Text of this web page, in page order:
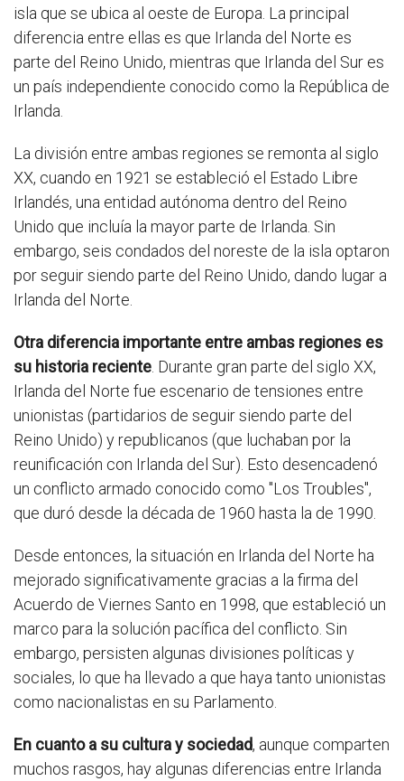
isla que se ubica al oeste de Europa. La principal
diferencia entre ellas es que Irlanda del Norte es
parte del Reino Unido, mientras que Irlanda del Sur es
un país independiente conocido como la República de
Irlanda.
La división entre ambas regiones se remonta al siglo
XX, cuando en 1921 se estableció el Estado Libre
Irlandés, una entidad autónoma dentro del Reino
Unido que incluía la mayor parte de Irlanda. Sin
embargo, seis condados del noreste de la isla optaron
por seguir siendo parte del Reino Unido, dando lugar a
Irlanda del Norte.
Otra diferencia importante entre ambas regiones es
su historia reciente . Durante gran parte del siglo XX,
Irlanda del Norte fue escenario de tensiones entre
unionistas (partidarios de seguir siendo parte del
Reino Unido) y republicanos (que luchaban por la
reunificación con Irlanda del Sur). Esto desencadenó
un conflicto armado conocido como "Los Troubles",
que duró desde la década de 1960 hasta la de 1990.
Desde entonces, la situación en Irlanda del Norte ha
mejorado significativamente gracias a la firma del
Acuerdo de Viernes Santo en 1998, que estableció un
marco para la solución pacífica del conflicto. Sin
embargo, persisten algunas divisiones políticas y
sociales, lo que ha llevado a que haya tanto unionistas
como nacionalistas en su Parlamento.
En cuanto a su cultura y sociedad, aunque comparten
muchos rasgos, hay algunas diferencias entre Irlanda